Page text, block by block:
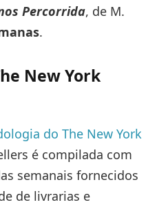
Percorrida, de M.
.
New York
do The New York
é compilada com
semanais fornecidos
de livrarias e